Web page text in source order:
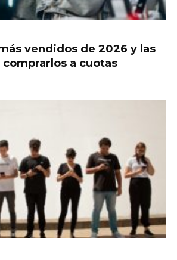
vendidos de 2026 y las
a cuotas